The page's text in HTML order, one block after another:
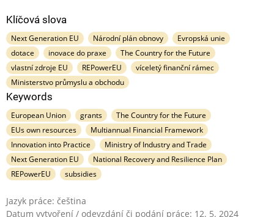
Klíčová slova
Next Generation EU Národní plán obnovy
Evropská unie
dotace
inovace do praxe
The Country for the Future
vlastní zdroje EU
REPowerEU
víceletý finanční rámec
Ministerstvo průmyslu a obchodu
Keywords
European Union grants
The Country for the Future
EUs own resources
Multiannual Financial Framework
Innovation into Practice
Ministry of Industry and Trade
Next Generation EU
National Recovery and Resilience Plan
REPowerEU
subsidies
Jazyk práce: čeština
Datum vytvoření / odevzdání či podání práce: 12. 5. 2024